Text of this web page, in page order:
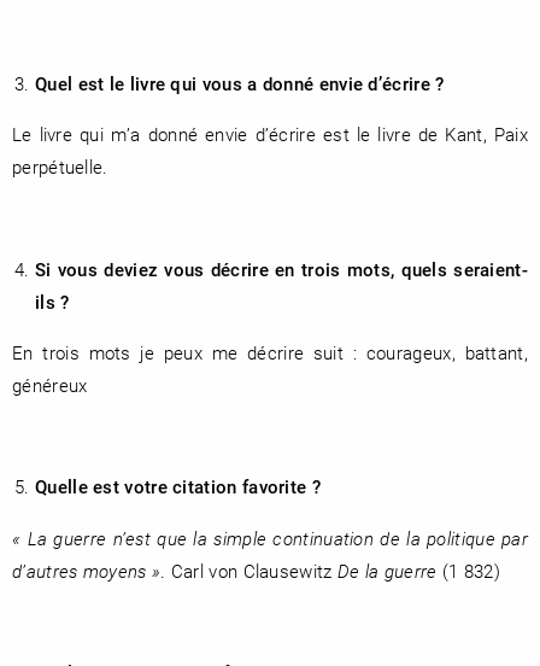
Quel est le livre qui vous a donné envie d’écrire ?
Le livre qui m’a donné envie d’écrire est le livre de Kant, Paix
perpétuelle.
Si vous deviez vous décrire en trois mots, quels seraient-
ils ?
En trois mots je peux me décrire suit : courageux, battant,
généreux
Quelle est votre citation favorite ?
« La guerre n’est que la simple continuation de la politique par
d’autres moyens ». Carl von Clausewitz De la guerre (1 832)